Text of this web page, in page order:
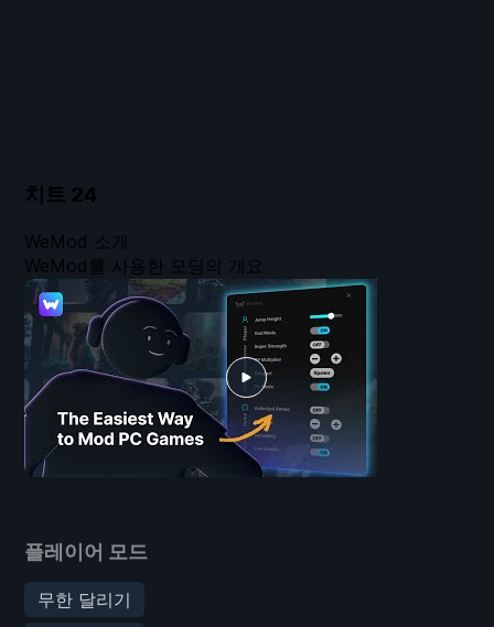
치트 24
플레이어 모드
무한 달리기
WeMod 소개
WeMod를 사용한 모딩의 개요